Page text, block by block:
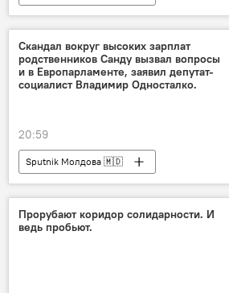
Скандал вокруг высоких зарплат
родственников Санду вызвал вопросы
и в Европарламенте, заявил депутат-
социалист Владимир Односталко.
20:59
Sputnik Молдова 🇲🇩
Прорубают коридор солидарности. И
ведь пробьют.